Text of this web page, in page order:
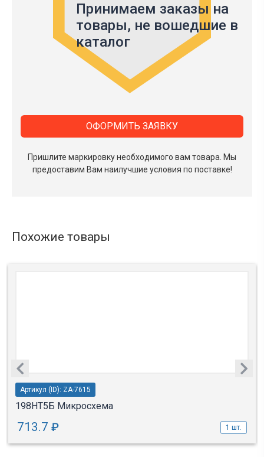
Принимаем заказы на
товары, не вошедшие в
каталог
Пришлите маркировку необходимого вам товара. Мы
предоставим Вам наилучшие условия по поставке!
ОФОРМИТЬ ЗАЯВКУ
Похожие товары
Артикул (ID): ZA-7615
198НТ5Б Микросхема
713.7 ₽ 1 шт.